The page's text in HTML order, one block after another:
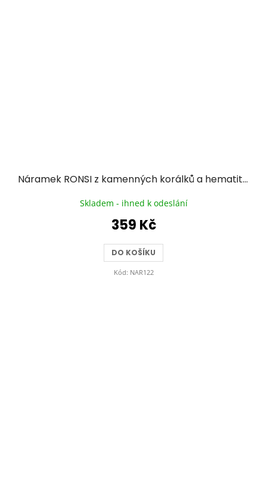
Náramek RONSI z kamenných korálků a hematitu se zlacenou chirurgickou ocelí - pudrově růžový
Skladem - ihned k odeslání
359 Kč
DO KOŠÍKU
Kód: NAR122